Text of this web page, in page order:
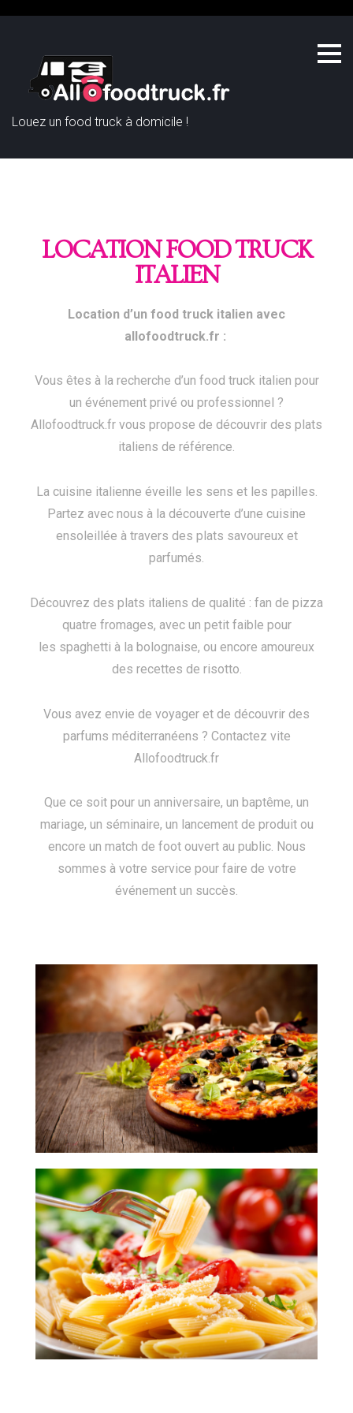
Louez un food truck à domicile !
LOCATION FOOD TRUCK
ITALIEN
Location d’un food truck italien avec
allofoodtruck.fr :
Vous êtes à la recherche d’un food truck italien pour
un événement privé ou professionnel ?
Allofoodtruck.fr vous propose de découvrir des plats
italiens de référence.
La cuisine italienne éveille les sens et les papilles.
Partez avec nous à la découverte d’une cuisine
ensoleillée à travers des plats savoureux et
parfumés.
Découvrez des plats italiens de qualité : fan de pizza
quatre fromages, avec un petit faible pour
les spaghetti à la bolognaise, ou encore amoureux
des recettes de risotto.
Vous avez envie de voyager et de découvrir des
parfums méditerranéens ? Contactez vite
Allofoodtruck.fr
Que ce soit pour un anniversaire, un baptême, un
mariage, un séminaire, un lancement de produit ou
encore un match de foot ouvert au public. Nous
sommes à votre service pour faire de votre
événement un succès.